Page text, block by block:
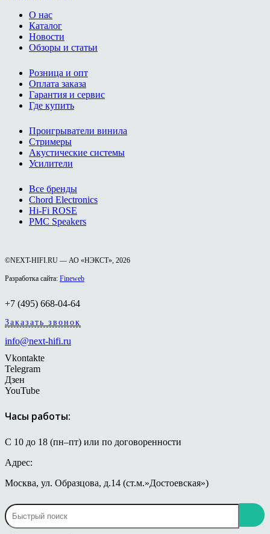
О нас
Каталог
Новости
Обзоры и статьи
Розница и опт
Оплата заказа
Гарантия и сервис
Где купить
Проигрыватели винила
Стримеры
Акустические системы
Усилители
Все бренды
Chord Electronics
Hi-Fi ROSE
PMC Speakers
©NEXT-HIFI.RU — АО «НЭКСТ», 2026
Разработка сайта: Fineweb
+7 (495) 668-04-64
Заказать звонок
info@next-hifi.ru
Vkontakte
Telegram
Дзен
YouTube
Часы работы:
С 10 до 18 (пн–пт) или по договоренности
Адрес:
Москва, ул. Образцова, д.14 (ст.м.»Достоевская»)